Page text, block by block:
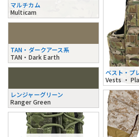
マルチカム
Multicam
TAN・ダークアース系
TAN・Dark Earth
レンジャーグリーン
Ranger Green
ベスト・プ
Vests ・